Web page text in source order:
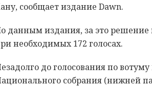
сообщает издание Dawn.
данным издания, за это решение
необходимых 172 голосах.
до голосования по
собрания (нижней